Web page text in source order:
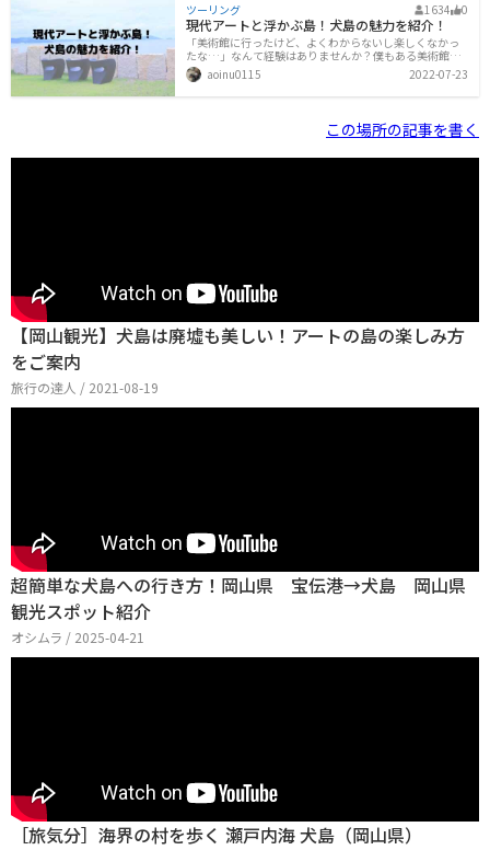
ツーリング 1634 0
現代アートと浮かぶ島！犬島の魅力を紹介！
「美術館に行ったけど、よくわからないし楽しくなかっ
たな…」なんて経験はありませんか？僕もある美術館で
丸い球があるだけの部屋を見せられ、「で？これはなん
なんだ…？」と理解に苦しんだ経験がありました。犬島
も現代アートが島中にあふれる美術島です。ツーリング
しめました！この記事では、現代アートの島「犬島」に
ついての魅力を紹介していきます！島の全てがキャンバ
いて、地域に元気を与えるプロジェクトで選ばれた島で
aoinu0115 2022-07-23
この場所の記事を書く
【岡山観光】犬島は廃墟も美しい！アートの島の楽しみ方
をご案内
旅行の達人 / 2021-08-19
超簡単な犬島への行き方！岡山県 宝伝港→犬島 岡山県
観光スポット紹介
オシムラ / 2025-04-21
［旅気分］海界の村を歩く 瀬戸内海 犬島（岡山県）